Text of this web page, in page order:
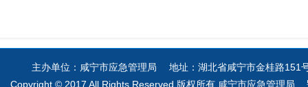
主办单位：咸宁市应急管理局 地址：湖北省咸宁市金桂路
Copyright © 2017 All Rights Reserved 版权所有 咸宁市应急管理局